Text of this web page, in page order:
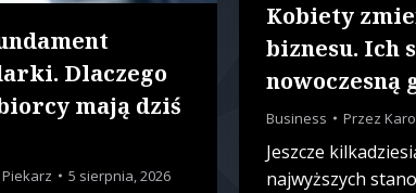
Kobiety
biznesu. Ich
nowoczesną
Business Przez
Jeszcze
najwyższych
Dlaczego
mają dziś
5 sierpnia, 2026